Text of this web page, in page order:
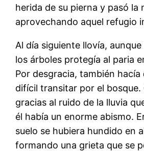
herida de su pierna y pasó la
aprovechando aquel refugio
Al día siguiente llovía,
los árboles protegía al paria
Por desgracia, también hacía
difícil transitar por el bosque.
gracias al ruido de la lluvia
él había un enorme abismo.
suelo se hubiera hundido en
formando una grieta que se